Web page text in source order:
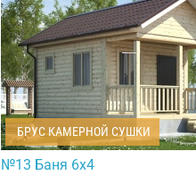
БРУС КАМЕРНОЙ СУШКИ
№13 Баня 6х4